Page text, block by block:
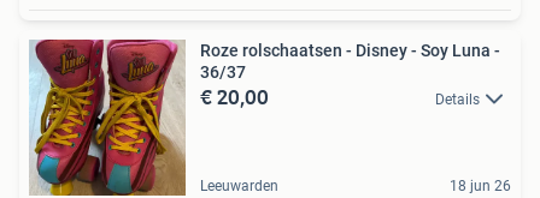
Roze rolschaatsen - Disney - Soy Luna -
36/37
€ 20,00 Details
Leeuwarden 18 jun 26